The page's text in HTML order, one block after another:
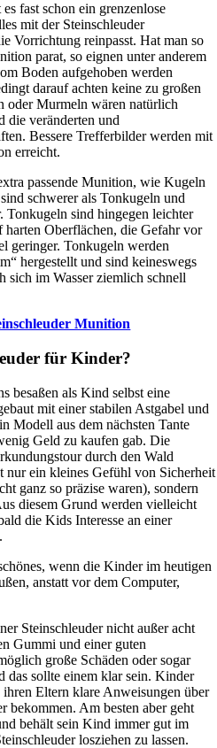
fast schon ein grenzenlose
mit der Steinschleuder
Vorrichtung reinpasst. Hat man so
parat, so eignen unter anderem
Boden aufgehoben werden
darauf achten keine zu großen
oder Murmeln wären natürlich
die veränderten und
Bessere Trefferbilder werden mit
erreicht.
passende Munition, wie Kugeln
schwerer als Tonkugeln und
Tonkugeln sind hingegen leichter
Oberflächen, die Gefahr vor
geringer. Tonkugeln werden
hergestellt und sind keineswegs
sich im Wasser ziemlich schnell
Munition
für Kinder?
besaßen als Kind selbst eine
mit einer stabilen Astgabel und
Modell aus dem nächsten Tante
Geld zu kaufen gab. Die
durch den Wald
nur ein kleines Gefühl von Sicherheit
ganz so präzise waren), sondern
diesem Grund werden vielleicht
die Kids Interesse an einer
wenn die Kinder im heutigen
anstatt vor dem Computer,
Steinschleuder nicht außer acht
Gummi und einer guten
große Schäden oder sogar
das sollte einem klar sein. Kinder
Eltern klare Anweisungen über
bekommen. Am besten aber geht
behält sein Kind immer gut im
losziehen zu lassen.